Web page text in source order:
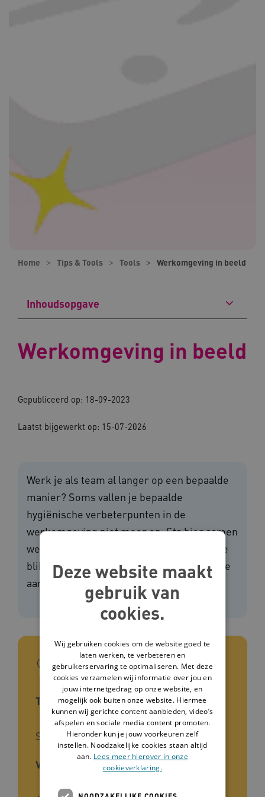
Home Tips & Tools Tools Werkomgeving in beeld
Inhoudsopgave
Werkomgeving in beeld
Gepubliceerd op: 18-09-2023
Laatst bijgewerkt op: 15-07-2026
Werk je als team al langer op een bepaalde
manier? Soms vallen je bepaalde
hygiënische verbeterpunten in de
werkomgeving niet meer op. Sta hier samen
weer eens bij stil met deze tool. Een frisse
blik op je werkomgeving helpt om hiermee
aan de slag te gaan.
In het kort
Type tool
Spel
Voor wie
Deze website maakt
gebruik van
cookies.
Wij gebruiken cookies om de website goed te
laten werken, te verbeteren en
gebruikerservaring te optimaliseren. Met deze
cookies verzamelen wij informatie over jou en
jouw internetgedrag op onze website, en
mogelijk ook buiten onze website. Hiermee
kunnen wij gerichte content aanbieden, video’s
afspelen en sociale media content promoten.
Hieronder kun je jouw voorkeuren zelf
instellen. Noodzakelijke cookies staan altijd
aan. Lees meer hierover in onze
cookieverklaring.